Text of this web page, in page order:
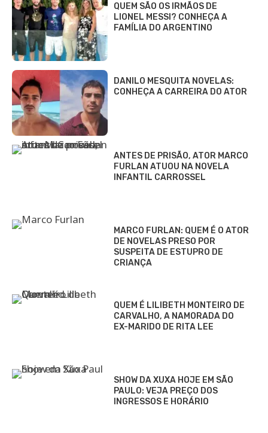
QUEM SÃO OS IRMÃOS DE
LIONEL MESSI? CONHEÇA A
FAMÍLIA DO ARGENTINO
DANILO MESQUITA NOVELAS:
CONHEÇA A CARREIRA DO ATOR
ANTES DE PRISÃO, ATOR MARCO
FURLAN ATUOU NA NOVELA
INFANTIL CARROSSEL
MARCO FURLAN: QUEM É O ATOR
DE NOVELAS PRESO POR
SUSPEITA DE ESTUPRO DE
CRIANÇA
QUEM É LILIBETH MONTEIRO DE
CARVALHO, A NAMORADA DO
EX-MARIDO DE RITA LEE
SHOW DA XUXA HOJE EM SÃO
PAULO: VEJA PREÇO DOS
INGRESSOS E HORÁRIO